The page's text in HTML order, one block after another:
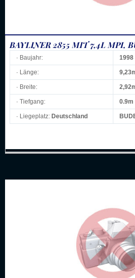
BAYLINER 2855 MIT 7,4L MPI,
· Baujahr: 1998
· Länge:
· Breite:
· Tiefgang: 0.9m
· Liegeplatz: Deutschland